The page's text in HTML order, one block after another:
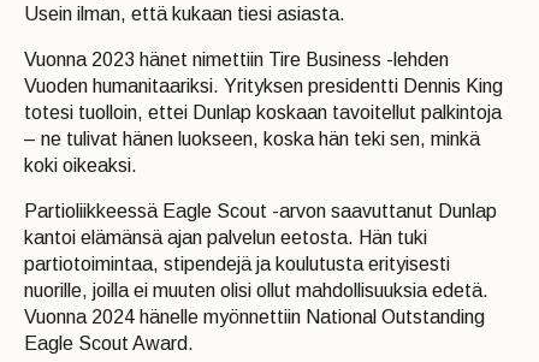
Usein ilman, että kukaan tiesi asiasta.
Vuonna 2023 hänet nimettiin Tire Business -lehden
Vuoden humanitaariksi. Yrityksen presidentti Dennis King
totesi tuolloin, ettei Dunlap koskaan tavoitellut palkintoja
– ne tulivat hänen luokseen, koska hän teki sen, minkä
koki oikeaksi.
Partioliikkeessä Eagle Scout -arvon saavuttanut Dunlap
kantoi elämänsä ajan palvelun eetosta. Hän tuki
partiotoimintaa, stipendejä ja koulutusta erityisesti
nuorille, joilla ei muuten olisi ollut mahdollisuuksia edetä.
Vuonna 2024 hänelle myönnettiin National Outstanding
Eagle Scout Award.